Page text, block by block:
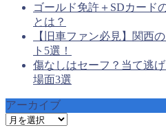
ゴールド免許＋SDカード
とは？
【旧車ファン必見】関西
ト5選！
傷なしはセーフ？当て逃
場面3選
アーカイブ
ア